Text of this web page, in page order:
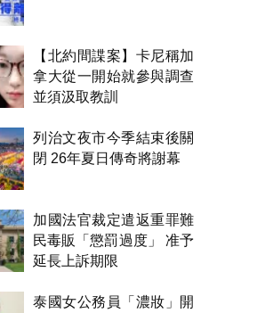
【北約間諜案】卡尼稱加
拿大從一開始就參與調查
並須汲取教訓
列治文夜市今季結束後關
閉 26年夏日傳奇將謝幕
加國法官裁定遣返重罪難
民毒販「懲罰過度」 准予
延長上訴期限
泰國女公務員「濃妝」開